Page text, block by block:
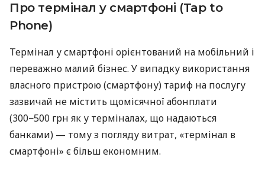
Про термінал у смартфоні (Tap to
Phone)
Термінал у смартфоні орієнтований на мобільний і
переважно малий бізнес. У випадку використання
власного пристрою (смартфону) тариф на послугу
зазвичай не містить щомісячної абонплати
(300−500 грн як у терміналах, що надаються
банками) — тому з погляду витрат, «термінал в
смартфоні» є більш економним.